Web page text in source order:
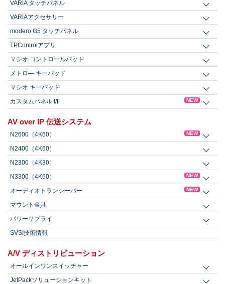
VARIA タッチパネル
VARIAアクセサリー
modero G5 タッチパネル
TPControlアプリ
マシオ コントロールパッド
メトロ― キーパッド
マシオ キーパッド
カスタムパネル I/F
NEW
AV over IP 伝送システム
N2600（4K60） NEW
N2400（4K60）
N2300（4K30）
N3300（4K60）
NEW
オーディオトランシーバー NEW
マウント金具
パワーサプライ
SVSI技術情報
A/V ディストリビューション
オールインワンスイッチャー
JetPackソリューションキット